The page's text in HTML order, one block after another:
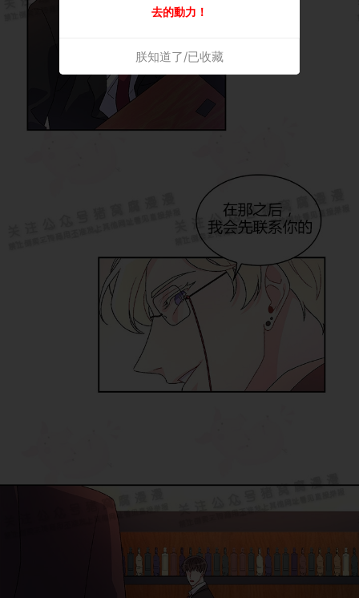
去的動力！
朕知道了/已收藏